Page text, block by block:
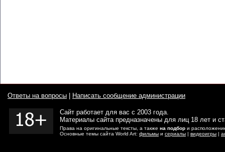
Ответы на вопросы Написать сообщение администрации
Сайт работает для вас с 2003 года.
Материалы сайта предназначены для лиц 18 лет и
Права на оригинальные тексты, а также на подбор и
Основные темы сайта World Art: фильмы и сериалы | видеоигры |